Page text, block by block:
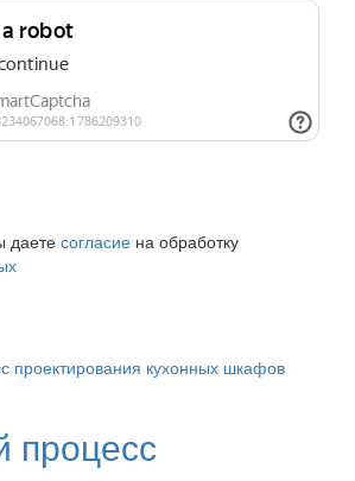
даете согласие на обработку
процесс